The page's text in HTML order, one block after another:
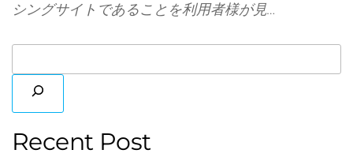
シングサイトであることを利用者様が見…
Recent Post